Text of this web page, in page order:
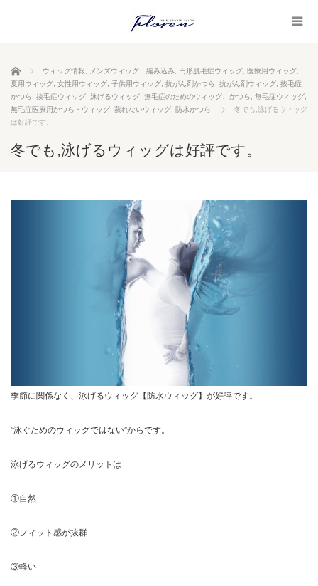
ホーム ウィッグ情報 メンズウィッグ 編み込み 円形脱毛症ウィッグ 医療用ウィッグ
夏用ウィッグ 女性用ウィッグ 子供用ウィッグ 抗がん剤かつら 抗がん剤ウィッグ 抜毛症
かつら
抜毛症ウィッグ 泳げるウィッグ 無毛症のためのウィッグ、かつら 無毛症ウィッグ
無毛症医療用かつら・ウィッグ 蒸れないウィッグ 防水かつら
冬でも,泳げるウィッグ
は好評です。
冬でも,泳げるウィッグは好評です。
季節に関係なく、泳げるウィッグ【防水ウィッグ】が好評です。
”泳ぐためのウィッグではない”からです。
泳げるウィッグのメリットは
①自然
②フィット感が抜群
③軽い